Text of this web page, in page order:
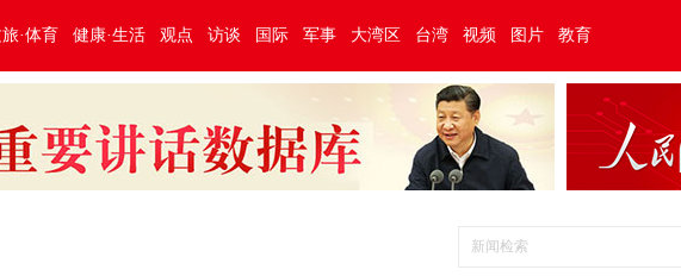
·体育 健康·生活 观点 访谈 国际 军事 大湾区 台湾 视频 图片 教育